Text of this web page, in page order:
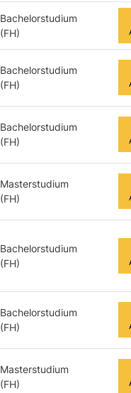
Bachelorstudium
(FH)
Bachelorstudium
(FH)
Bachelorstudium
(FH)
Masterstudium
(FH)
Bachelorstudium
(FH)
Bachelorstudium
(FH)
Masterstudium
(FH)